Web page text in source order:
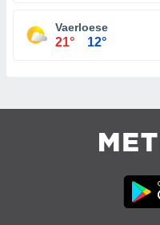
Vaerloese
21° 12°